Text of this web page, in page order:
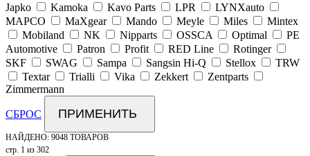
Japko
Kamoka Kavo Parts LPR
LYNXauto
MAPCO
MaXgear Mando Meyle Miles
Mintex
Mobiland
NK Nipparts OSSCA Optimal
PE
Automotive
Patron Profit RED Line
Rotinger
SKF
SWAG Sampa Sangsin Hi-Q Stellox
TRW
Textar
Trialli Vika Zekkert
Zentparts
Zimmermann
СБРОС ПРИМЕНИТЬ
НАЙДЕНО: 9048 ТОВАРОВ
стр. 1 из 302